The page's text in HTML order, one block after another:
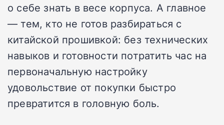
о себе знать в весе корпуса. А главное
— тем, кто не готов разбираться с
китайской прошивкой: без технических
навыков и готовности потратить час на
первоначальную настройку
удовольствие от покупки быстро
превратится в головную боль.